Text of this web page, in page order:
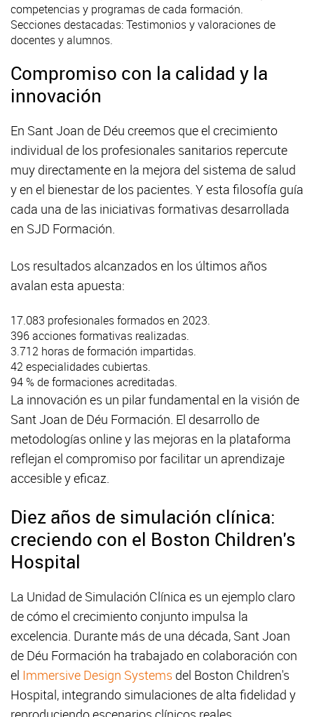
competencias y programas de cada formación.
Secciones destacadas: Testimonios y valoraciones de
docentes y alumnos.
Compromiso con la calidad y la
innovación
En Sant Joan de Déu creemos que el crecimiento
individual de los profesionales sanitarios repercute
muy directamente en la mejora del sistema de salud
y en el bienestar de los pacientes. Y esta filosofía guía
cada una de las iniciativas formativas desarrollada
en SJD Formación.
Los resultados alcanzados en los últimos años
avalan esta apuesta:
17.083 profesionales formados en 2023.
396 acciones formativas realizadas.
3.712 horas de formación impartidas.
42 especialidades cubiertas.
94 % de formaciones acreditadas.
La innovación es un pilar fundamental en la visión de
Sant Joan de Déu Formación. El desarrollo de
metodologías online y las mejoras en la plataforma
reflejan el compromiso por facilitar un aprendizaje
accesible y eficaz.
Diez años de simulación clínica:
creciendo con el Boston Children's
Hospital
La Unidad de Simulación Clínica es un ejemplo claro
de cómo el crecimiento conjunto impulsa la
excelencia. Durante más de una década, Sant Joan
de Déu Formación ha trabajado en colaboración con
el Immersive Design Systems del Boston Children's
Hospital, integrando simulaciones de alta fidelidad y